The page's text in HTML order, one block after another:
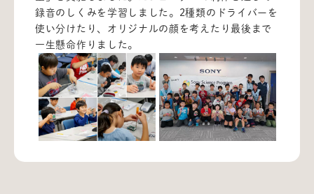
録音のしくみを学習しました。2種類のドライバーを
使い分けたり、オリジナルの顔を考えたり最後まで
一生懸命作りました。